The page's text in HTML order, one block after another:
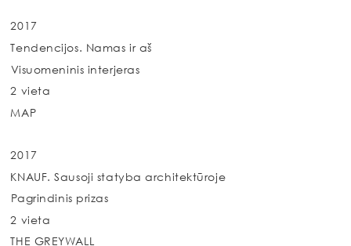
2017
Tendencijos. Namas ir aš
Visuomeninis interjeras
2 vieta
MAP
2017
KNAUF. Sausoji statyba architektūroje
Pagrindinis prizas
2 vieta
THE GREYWALL